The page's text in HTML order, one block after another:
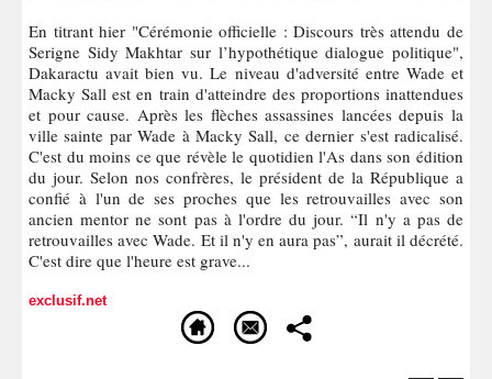
En titrant hier "Cérémonie officielle : Discours très attendu de
Serigne Sidy Makhtar sur l’hypothétique dialogue politique",
Dakaractu avait bien vu. Le niveau d'adversité entre Wade et
Macky Sall est en train d'atteindre des proportions inattendues
et pour cause. Après les flèches assassines lancées depuis la
ville sainte par Wade à Macky Sall, ce dernier s'est radicalisé.
C'est du moins ce que révèle le quotidien l'As dans son édition
du jour. Selon nos confrères, le président de la République a
confié à l'un de ses proches que les retrouvailles avec son
ancien mentor ne sont pas à l'ordre du jour. “Il n'y a pas de
retrouvailles avec Wade. Et il n'y en aura pas”, aurait il décrété.
C'est dire que l'heure est grave...
exclusif.net